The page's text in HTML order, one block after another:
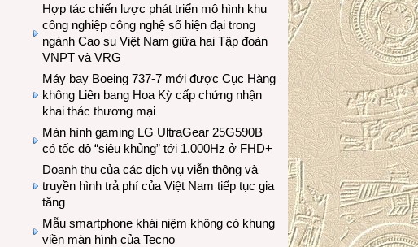
Hợp tác chiến lược phát triển mô hình khu
công nghiệp công nghệ số hiện đại trong
ngành Cao su Việt Nam giữa hai Tập đoàn
VNPT và VRG
Máy bay Boeing 737-7 mới được Cục Hàng
không Liên bang Hoa Kỳ cấp chứng nhận
khai thác thương mại
Màn hình gaming LG UltraGear 25G590B
có tốc độ “siêu khủng” tới 1.000Hz ở FHD+
Doanh thu của các dịch vụ viễn thông và
truyền hình trả phí của Việt Nam tiếp tục gia
tăng
Mẫu smartphone khái niệm không có khung
viền màn hình của Tecno